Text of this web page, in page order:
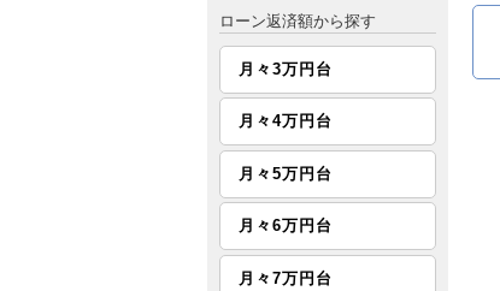
ローン返済額から探す
月々3万円台
月々4万円台
月々5万円台
月々6万円台
月々7万円台